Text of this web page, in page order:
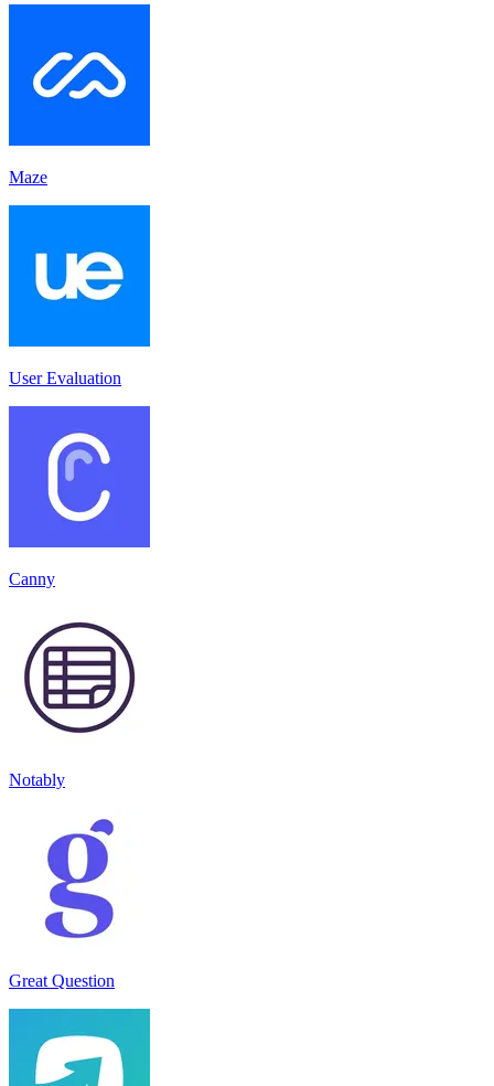
Maze
User Evaluation
Canny
Notably
Great Question